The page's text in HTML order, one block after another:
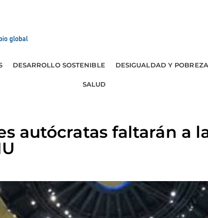
DESARROLLO SOSTENIBLE DESIGUALDAD Y POBREZA
SALUD
autócratas faltarán a